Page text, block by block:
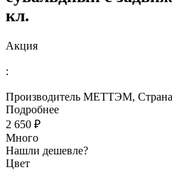
кл.
Акция
:
Производитель МЕТТЭМ, Страна
Подробнее
2 650 ₽
Много
Нашли дешевле?
Цвет